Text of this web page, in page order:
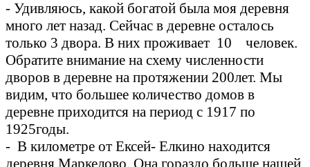
- Удивляюсь, какой богатой была моя деревня
много лет назад. Сейчас в деревне осталось
только 3 двора. В них проживает 10 человек.
Обратите внимание на схему численности
дворов в деревне на протяжении 200лет. Мы
видим, что большее количество домов в
деревне приходится на период с 1917 по
1925годы.
- В километре от Ексей- Елкино находится